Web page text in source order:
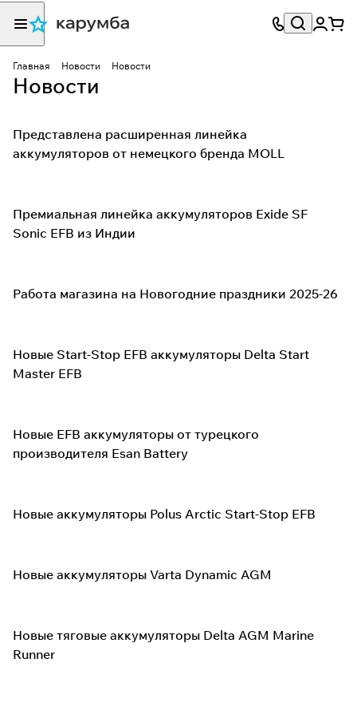
Главная Новости Новости
Новости
Представлена расширенная линейка
аккумуляторов от немецкого бренда MOLL
Премиальная линейка аккумуляторов Exide SF
Sonic EFB из Индии
Работа магазина на Новогодние праздники 2025-26
Новые Start-Stop EFB аккумуляторы Delta Start
Master EFB
Новые EFB аккумуляторы от турецкого
производителя Esan Battery
Новые аккумуляторы Polus Arctic Start-Stop EFB
Новые аккумуляторы Varta Dynamic AGM
Новые тяговые аккумуляторы Delta AGM Marine
Runner